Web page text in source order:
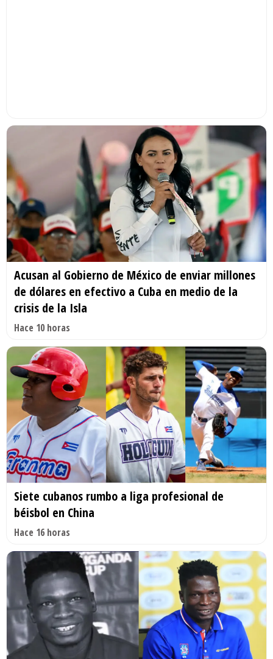
Acusan al Gobierno de México de enviar millones
de dólares en efectivo a Cuba en medio de la
crisis de la Isla
Hace 10 horas
Siete cubanos rumbo a liga profesional de
béisbol en China
Hace 16 horas